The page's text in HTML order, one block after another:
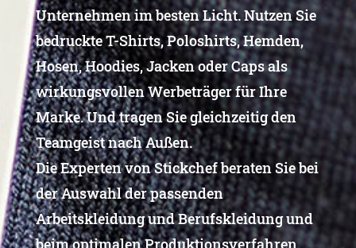
Unternehmen im besten Licht. Nutzen Sie
bedruckte T-Shirts, Poloshirts, Hemden,
Hosen, Hoodies, Jacken oder Caps als
wirkungsvollen Werbeträger für Ihre
Marke. Und tragen Sie gleichzeitig den
Teamgeist nach Außen.
Die Experten von Stickchef beraten Sie bei
der Auswahl der passenden
Arbeitskleidung und Berufskleidung und
beim optimalen Produktionsverfahren.